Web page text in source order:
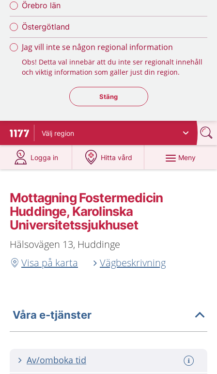
Örebro län
Östergötland
Jag vill inte se någon regional information
Obs! Detta val innebär att du inte ser regionalt innehåll
och viktig information som gäller just din region.
Stäng regionsväljaren
Stäng
Till startsidan för 1177
Välj region
Logga in
på 1177.se
Hitta vård
på 1177.se
Meny
Mottagning Fostermedicin
Huddinge, Karolinska
Universitetssjukhuset
Hälsovägen 13, Huddinge
Visa på karta
Vägbeskrivning
Våra e-tjänster
Av/omboka tid